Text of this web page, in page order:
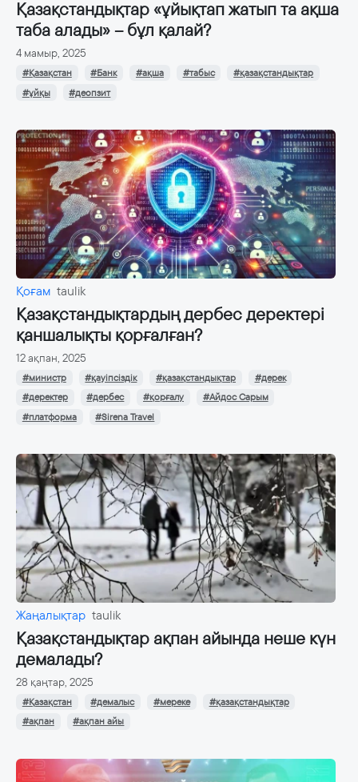
Қазақстандықтар «ұйықтап жатып та ақша
таба алады» – бұл қалай?
4 мамыр, 2025
#Қазақстан #Банк #ақша #табыс
#қазақстандықтар
#ұйқы
#деопзит
Қоғам taulik
Қазақстандықтардың дербес деректері
қаншалықты қорғалған?
12 ақпан, 2025
#министр #қауіпсіздік #қазақстандықтар
#дерек
#деректер
#дербес #қорғалу
#Айдос Сарым
#платформа
#Sirena Travel
Жаңалықтар taulik
Қазақстандықтар ақпан айында неше күн
демалады?
28 қаңтар, 2025
#Қазақстан #демалыс #мереке
#қазақстандықтар
#ақпан
#ақпан айы